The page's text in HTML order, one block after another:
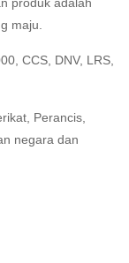
maju.
CCS, DNV, LRS,
Perancis,
negara dan